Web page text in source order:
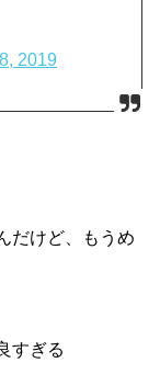
2019
だけど、もうめ
すぎる